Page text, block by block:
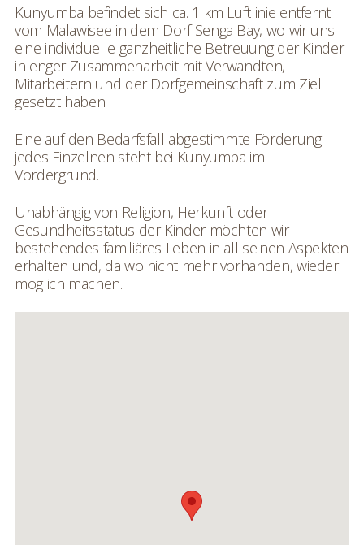
Kunyumba befindet sich ca. 1 km Luftlinie entfernt
vom Malawisee in dem Dorf Senga Bay, wo wir uns
eine individuelle ganzheitliche Betreuung der Kinder
in enger Zusammenarbeit mit Verwandten,
Mitarbeitern und der Dorfgemeinschaft zum Ziel
gesetzt haben.
Eine auf den Bedarfsfall abgestimmte Förderung
jedes Einzelnen steht bei Kunyumba im
Vordergrund.
Unabhängig von Religion, Herkunft oder
Gesundheitsstatus der Kinder möchten wir
bestehendes familiäres Leben in all seinen Aspekten
erhalten und, da wo nicht mehr vorhanden, wieder
möglich machen.